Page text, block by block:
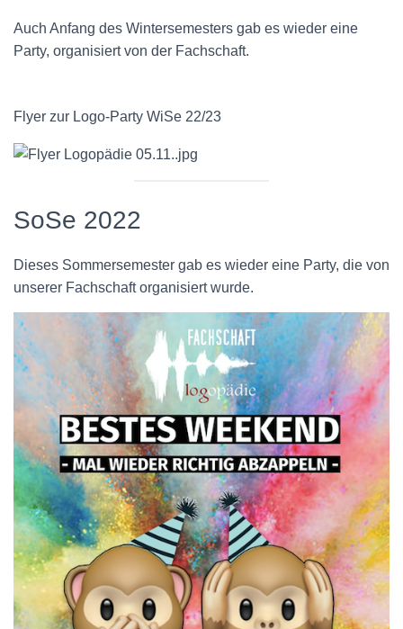
Auch Anfang des Wintersemesters gab es wieder eine
Party, organisiert von der Fachschaft.
Flyer zur Logo-Party WiSe 22/23
SoSe 2022
Dieses Sommersemester gab es wieder eine Party, die von
unserer Fachschaft organisiert wurde.